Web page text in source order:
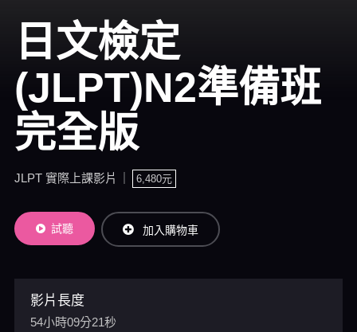
日文檢定
(JLPT)N2準備班
完全版
JLPT 實際上課影片 6,480元
試聽 加入購物車
影片長度
54小時09分21秒